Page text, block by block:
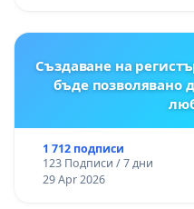
Създаване на
бъде позволявано
1 712 подписи
123 Подписи / 7 дни
29 Apr 2026